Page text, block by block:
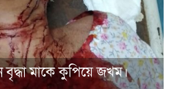
বৃদ্ধা মাকে কুপিয়ে জখম।